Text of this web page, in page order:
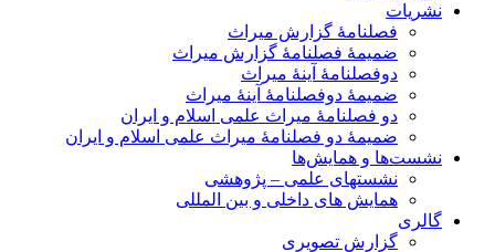
نشریات
فصلنامۀ گزارش میراث
ضمیمۀ فصلنامۀ گزارش میراث
دوفصلنامۀ آینۀ میراث
ضمیمۀ دوفصلنامۀ آینۀ میراث
دو فصلنامۀ میراث علمی اسلام و ایران
ضمیمۀ دو فصلنامۀ میراث علمی اسلام و ایران
نشست‌ها و همایش‌ها
نشستهای علمی – پژوهشی
همایش های داخلی و بین المللی
گالری
گزارش تصویری